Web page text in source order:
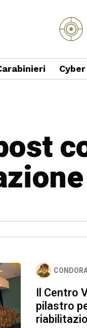
Cyber
Il Centro
pilastro